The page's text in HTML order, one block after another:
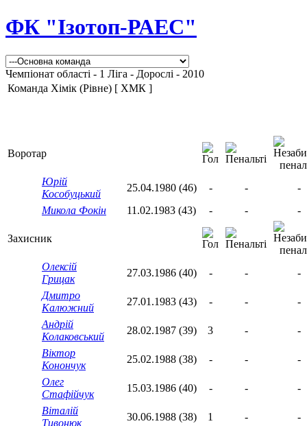
ФК "Ізотоп-РАЕС"
Чемпіонат області - 1 Ліга - Дорослі - 2010
Команда Хімік (Рівне) [ ХМК ]
Воротар
Юрій
Кособуцький
25.04.1980 (46) - -
-
Микола Фокін
11.02.1983 (43) - - -
Захисник
Олексій
Грицак
27.03.1986 (40) - -
-
Дмитро
Калюжний
27.01.1983 (43) - -
-
Андрій
Колаковський
28.02.1987 (39) 3 -
-
Віктор
Конончук
25.02.1988 (38) - -
-
Олег
Стафійчук
15.03.1986 (40) - -
-
Віталій
Тивонюк
30.06.1988 (38) 1 -
-